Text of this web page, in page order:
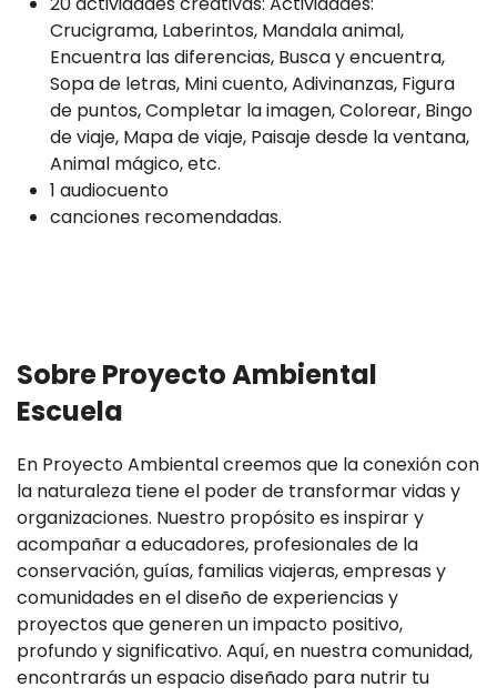
Crucigrama, Laberintos, Mandala animal,
Encuentra las diferencias, Busca y encuentra,
Sopa de letras, Mini cuento, Adivinanzas, Figura
de puntos, Completar la imagen, Colorear, Bingo
de viaje, Mapa de viaje, Paisaje desde la ventana,
Animal mágico, etc.
1 audiocuento
canciones recomendadas.
Sobre Proyecto Ambiental
Escuela
En Proyecto Ambiental creemos que la conexión con
la naturaleza tiene el poder de transformar vidas y
organizaciones. Nuestro propósito es inspirar y
acompañar a educadores, profesionales de la
conservación, guías, familias viajeras, empresas y
comunidades en el diseño de experiencias y
proyectos que generen un impacto positivo,
profundo y significativo. Aquí, en nuestra comunidad,
encontrarás un espacio diseñado para nutrir tu